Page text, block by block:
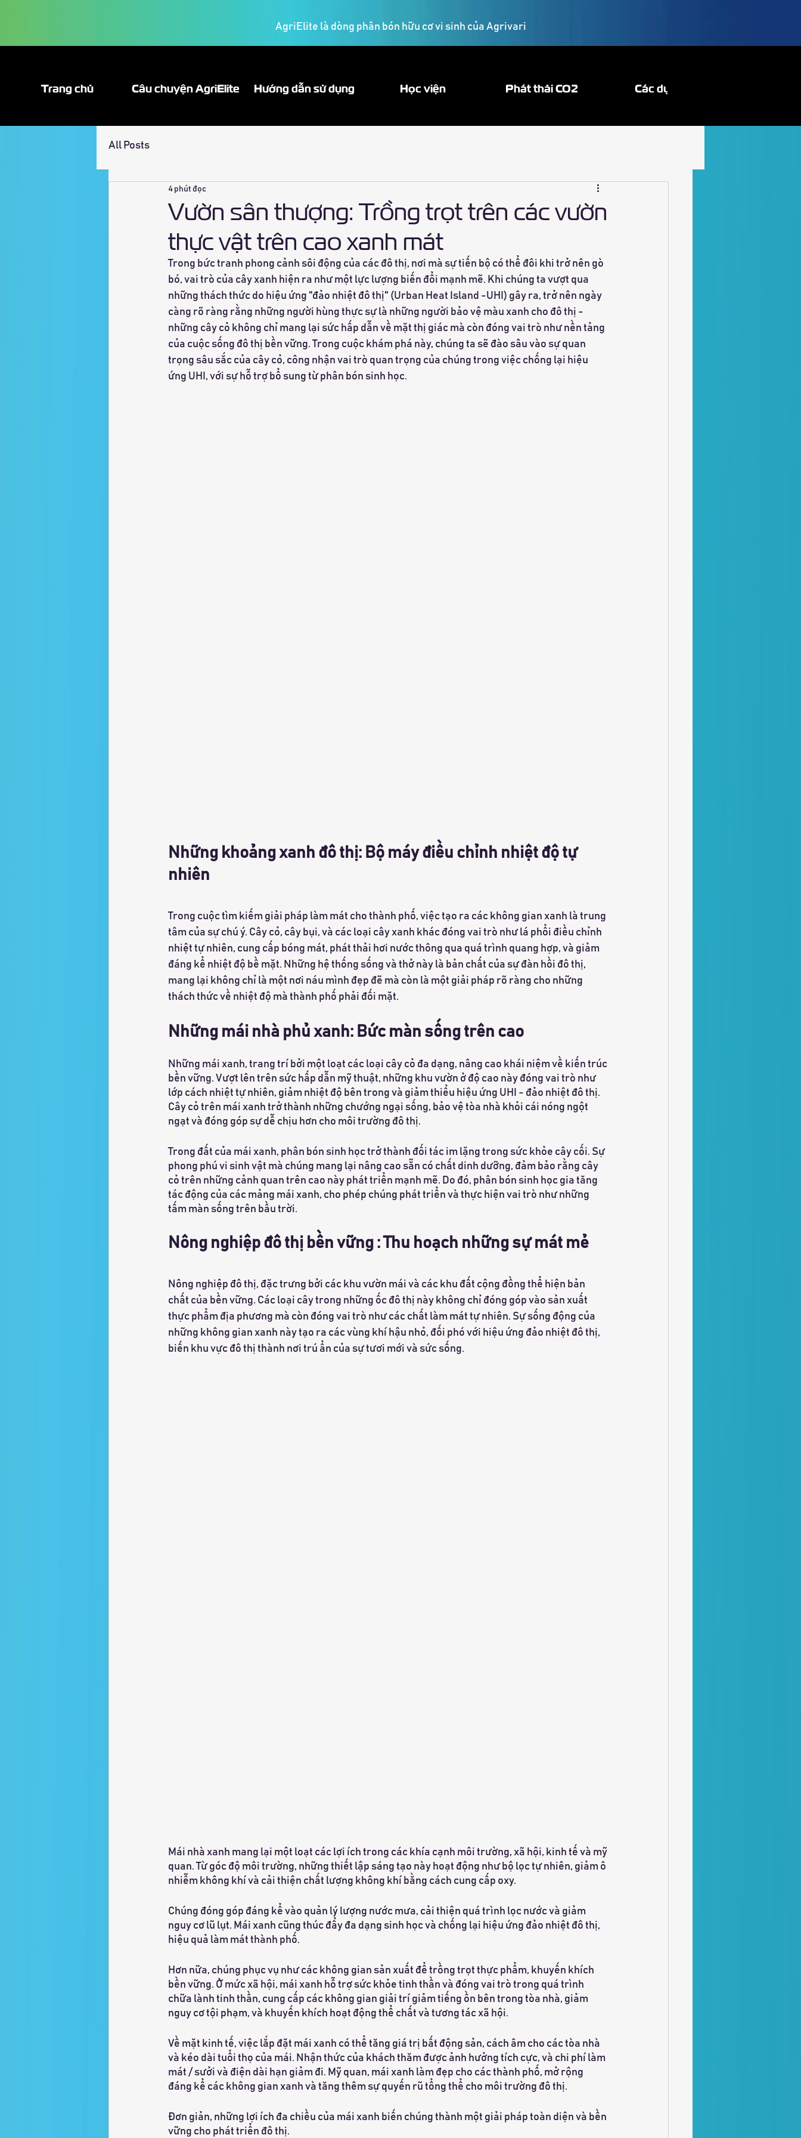
AgriElite là dòng phân bón hữu cơ vi sinh của Agrivari
Trang chủ Câu chuyện AgriElite Hướng dẫn sử dụng Học viện Phát thải CO2 Các dự án
All Posts
Vườn sân thượng: Trồng trọt trên các vườn
thực vật trên cao xanh mát
4 phút đọc
Trong bức tranh phong cảnh sôi động của các đô thị, nơi mà sự tiến bộ có thể đôi khi trở nên gò
bó, vai trò của cây xanh hiện ra như một lực lượng biến đổi mạnh mẽ. Khi chúng ta vượt qua
những thách thức do hiệu ứng "đảo nhiệt đô thị" (Urban Heat Island -UHI) gây ra, trở nên ngày
càng rõ ràng rằng những người hùng thực sự là những người bảo vệ màu xanh cho đô thị -
những cây cỏ không chỉ mang lại sức hấp dẫn về mặt thị giác mà còn đóng vai trò như nền tảng
của cuộc sống đô thị bền vững. Trong cuộc khám phá này, chúng ta sẽ đào sâu vào sự quan
trọng sâu sắc của cây cỏ, công nhận vai trò quan trọng của chúng trong việc chống lại hiệu
ứng UHI, với sự hỗ trợ bổ sung từ phân bón sinh học.
Những khoảng xanh đô thị: Bộ máy điều chỉnh nhiệt độ tự
nhiên
Trong cuộc tìm kiếm giải pháp làm mát cho thành phố, việc tạo ra các không gian xanh là trung
tâm của sự chú ý. Cây cỏ, cây bụi, và các loại cây xanh khác đóng vai trò như lá phổi điều chỉnh
nhiệt tự nhiên, cung cấp bóng mát, phát thải hơi nước thông qua quá trình quang hợp, và giảm
đáng kể nhiệt độ bề mặt. Những hệ thống sống và thở này là bản chất của sự đàn hồi đô thị,
mang lại không chỉ là một nơi náu mình đẹp đẽ mà còn là một giải pháp rõ ràng cho những
thách thức về nhiệt độ mà thành phố phải đối mặt.
Những mái nhà phủ xanh: Bức màn sống trên cao
Những mái xanh, trang trí bởi một loạt các loại cây cỏ đa dạng, nâng cao khái niệm về kiến trúc
bền vững. Vượt lên trên sức hấp dẫn mỹ thuật, những khu vườn ở độ cao này đóng vai trò như
lớp cách nhiệt tự nhiên, giảm nhiệt độ bên trong và giảm thiểu hiệu ứng UHI - đảo nhiệt đô thị.
Cây cỏ trên mái xanh trở thành những chướng ngại sống, bảo vệ tòa nhà khỏi cái nóng ngột
ngạt và đóng góp sự dễ chịu hơn cho môi trường đô thị.
Trong đất của mái xanh, phân bón sinh học trở thành đối tác im lặng trong sức khỏe cây cối. Sự
phong phú vi sinh vật mà chúng mang lại nâng cao sẵn có chất dinh dưỡng, đảm bảo rằng cây
cỏ trên những cảnh quan trên cao này phát triển mạnh mẽ. Do đó, phân bón sinh học gia tăng
tác động của các mảng mái xanh, cho phép chúng phát triển và thực hiện vai trò như những
tấm màn sống trên bầu trời.
Nông nghiệp đô thị bền vững : Thu hoạch những sự mát mẻ
Nông nghiệp đô thị, đặc trưng bởi các khu vườn mái và các khu đất cộng đồng thể hiện bản
chất của bền vững. Các loại cây trong những ốc đô thị này không chỉ đóng góp vào sản xuất
thực phẩm địa phương mà còn đóng vai trò như các chất làm mát tự nhiên. Sự sống động của
những không gian xanh này tạo ra các vùng khí hậu nhỏ, đối phó với hiệu ứng đảo nhiệt đô thị,
biến khu vực đô thị thành nơi trú ẩn của sự tươi mới và sức sống.
Mái nhà xanh mang lại một loạt các lợi ích trong các khía cạnh môi trường, xã hội, kinh tế và mỹ
quan. Từ góc độ môi trường, những thiết lập sáng tạo này hoạt động như bộ lọc tự nhiên, giảm ô
nhiễm không khí và cải thiện chất lượng không khí bằng cách cung cấp oxy.
Chúng đóng góp đáng kể vào quản lý lượng nước mưa, cải thiện quá trình lọc nước và giảm
nguy cơ lũ lụt. Mái xanh cũng thúc đẩy đa dạng sinh học và chống lại hiệu ứng đảo nhiệt đô thị,
hiệu quả làm mát thành phố.
Hơn nữa, chúng phục vụ như các không gian sản xuất để trồng trọt thực phẩm, khuyến khích
bền vững. Ở mức xã hội, mái xanh hỗ trợ sức khỏe tinh thần và đóng vai trò trong quá trình
chữa lành tinh thần, cung cấp các không gian giải trí giảm tiếng ồn bên trong tòa nhà, giảm
nguy cơ tội phạm, và khuyến khích hoạt động thể chất và tương tác xã hội.
Về mặt kinh tế, việc lắp đặt mái xanh có thể tăng giá trị bất động sản, cách âm cho các tòa nhà
và kéo dài tuổi thọ của mái. Nhận thức của khách thăm được ảnh hưởng tích cực, và chi phí làm
mát / sưởi và điện dài hạn giảm đi. Mỹ quan, mái xanh làm đẹp cho các thành phố, mở rộng
đáng kể các không gian xanh và tăng thêm sự quyến rũ tổng thể cho môi trường đô thị.
Đơn giản, những lợi ích đa chiều của mái xanh biến chúng thành một giải pháp toàn diện và bền
vững cho phát triển đô thị.